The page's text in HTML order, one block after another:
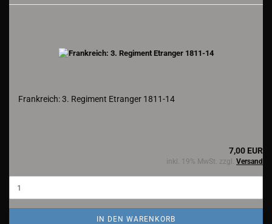
Frankreich: 3. Regiment Etranger 1811-14
7,00 EUR
inkl. 19% MwSt. zzgl. Versand
IN DEN WARENKORB